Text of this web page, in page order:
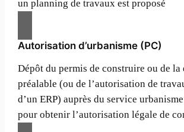
un planning de travaux est proposé
Autorisation d’urbanisme (PC)
Dépôt du permis de construire ou de
préalable (ou de l’autorisation de
d’un ERP) auprès du service
pour obtenir l’autorisation légale de